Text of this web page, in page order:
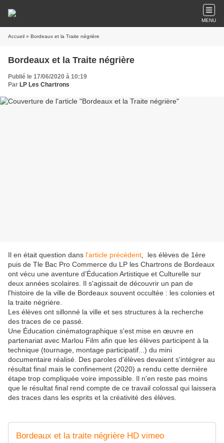
MENU
Accueil » Bordeaux et la Traite négrière
Bordeaux et la Traite négrière
Publié le 17/06/2020 à 10:19
Par LP Les Chartrons
Il en était question dans l'article précédent , les élèves de 1ère
puis de Tle Bac Pro Commerce du LP les Chartrons de Bordeaux
ont vécu une aventure d’Éducation Artistique et Culturelle sur
deux années scolaires. Il s'agissait de découvrir un pan de
l'histoire de la ville de Bordeaux souvent occultée : les colonies et
la traite négrière.
Les élèves ont sillonné la ville et ses structures à la recherche
des traces de ce passé.
Une Éducation cinématographique s'est mise en œuvre en
partenariat avec Marlou Film afin que les élèves participent à la
technique (tournage, montage participatif...) du mini
documentaire réalisé. Des paroles d'élèves devaient s'intégrer au
résultat final mais le confinement (2020) a rendu cette dernière
étape trop compliquée voire impossible. Il n'en reste pas moins
que le résultat final rend compte de ce travail colossal qui laissera
des traces dans les esprits et la créativité des élèves.
Bordeaux et la traite négrière HD vimeo